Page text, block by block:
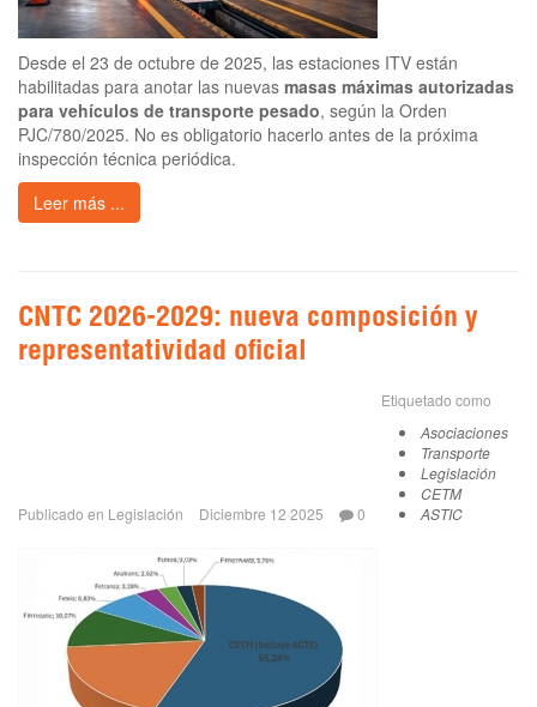
Desde el 23 de octubre de 2025, las estaciones ITV están
habilitadas para anotar las nuevas masas máximas autorizadas
para vehículos de transporte pesado, según la Orden
PJC/780/2025. No es obligatorio hacerlo antes de la próxima
inspección técnica periódica.
Leer más ...
CNTC 2026-2029: nueva composición y
representatividad oficial
Publicado en Legislación Diciembre 12 2025 0
Etiquetado como
Asociaciones
Transporte
Legislación
CETM
ASTIC